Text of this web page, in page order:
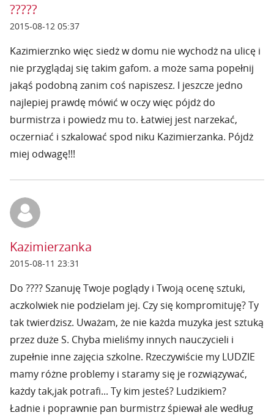
?????
2015-08-12 05:37
Kazimierznko więc siedż w domu nie wychodż na ulicę i
nie przyglądaj się takim gafom. a może sama popełnij
jakąś podobną zanim coś napiszesz. I jeszcze jedno
najlepiej prawdę mówić w oczy więc pójdż do
burmistrza i powiedz mu to. Łatwiej jest narzekać,
oczerniać i szkalować spod niku Kazimierzanka. Pójdż
miej odwagę!!!
Kazimierzanka
2015-08-11 23:31
Do ???? Szanuję Twoje poglądy i Twoją ocenę sztuki,
aczkolwiek nie podzielam jej. Czy się kompromituję? Ty
tak twierdzisz. Uważam, że nie każda muzyka jest sztuką
przez duże S. Chyba mieliśmy innych nauczycieli i
zupełnie inne zajęcia szkolne. Rzeczywiście my LUDZIE
mamy różne problemy i staramy się je rozwiązywać,
każdy tak,jak potrafi... Ty kim jesteś? Ludzikiem?
Ładnie i poprawnie pan burmistrz śpiewał ale według